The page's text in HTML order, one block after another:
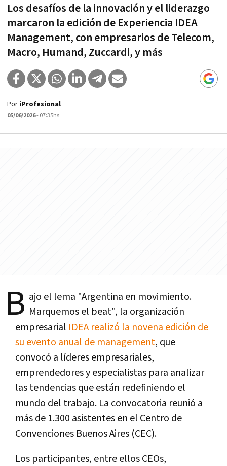
Los desafíos de la innovación y el liderazgo
marcaron la edición de Experiencia IDEA
Management, con empresarios de Telecom,
Macro, Humand, Zuccardi, y más
Por iProfesional
05/06/2026- 07:35hs
B ajo el lema "Argentina en movimiento.
Marquemos el beat", la organización
empresarial IDEA realizó la novena edición de
su evento anual de management, que
convocó a líderes empresariales,
emprendedores y especialistas para analizar
las tendencias que están redefiniendo el
mundo del trabajo. La convocatoria reunió a
más de 1.300 asistentes en el Centro de
Convenciones Buenos Aires (CEC).
Los participantes, entre ellos CEOs,